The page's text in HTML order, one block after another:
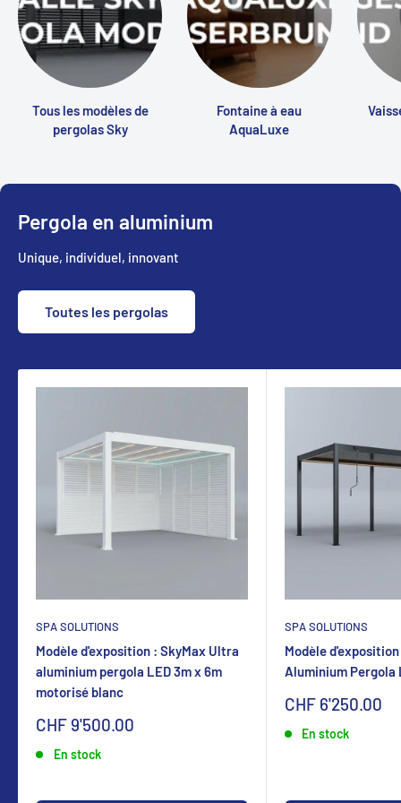
Tous les modèles de
pergolas Sky
Fontaine à eau
AquaLuxe
Pergola en aluminium
Unique, individuel, innovant
Toutes les pergolas
SPA SOLUTIONS
Modèle d'exposition : SkyMax Ultra
aluminium pergola LED 3m x 6m
motorisé blanc
Sonderpreis
CHF 9'500.00
En stock
SPA SOLUTIONS
Modèle
Aluminium Pergola
Sonderpreis
CHF 6'250.00
En stock